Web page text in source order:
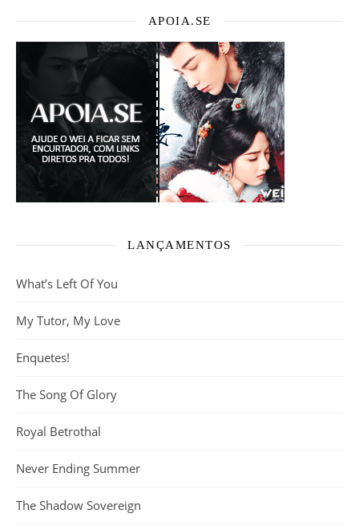
APOIA.SE
LANÇAMENTOS
What’s Left Of You
My Tutor, My Love
Enquetes!
The Song Of Glory
Royal Betrothal
Never Ending Summer
The Shadow Sovereign